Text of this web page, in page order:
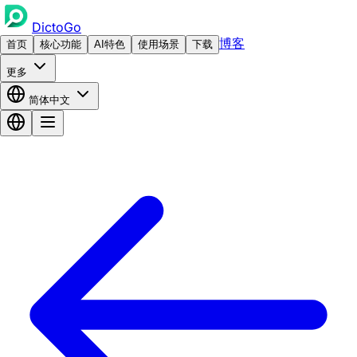
DictoGo
首页 核心功能 AI特色 使用场景 下载 博客
更多
简体中文